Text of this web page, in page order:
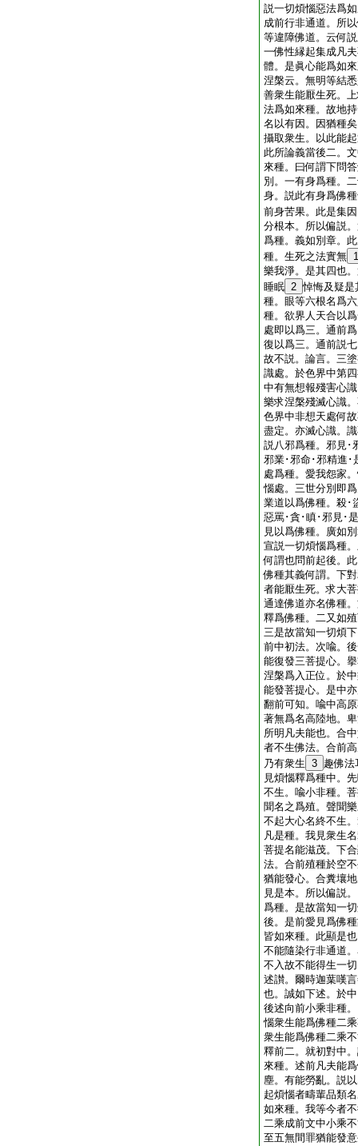
説一切煩惱惡法爲
成前行非通道。所
等違障佛道。云何
一佛性縁起集成凡
體。是眞心能爲如
涅槃云。無明等結
善衆生能厭生死。
法爲如來種。故地
名以有因。因猶種
攝取衆生。以此能
此所論義當後二。
來種。曰何謂下問
別。一有身爲種。
身。説此有身爲佛
前身苦果。此是集
分根本。所以偏説
爲種。義如別章。
種。生死之法實無 1
樂我淨。是其四也
睡眠 2 悼悔及疑是
種。眼等六根名爲
種。欲界人天合以
處即以爲三。通前
復以爲三。通前説
故不説。論言。三
識處。於色界中第
中有無想報殘害心
樂求涅槃殘滅心識
色界中非想天處何
盡定。亦滅心識。
説八邪爲種。邪見･
邪業･邪命･邪精進･
處爲種。愛我怨家
惱處。三世分別即
業道以爲佛種。殺･
惡罵･貪･瞋･邪見･
見以爲佛種。廣如
宣説一切煩惱爲種
何謂也問前起後。
佛種其義何謂。下
者能厭生死。求大
通達佛道亦名佛種
釋爲佛種。二又如
三是故當知一切煩
前中初法。次喩。
能復發三菩提心。
涅槃爲入正位。於
能發菩提心。是中
翻前可知。喩中高
著無爲名高陸地。
所明凡夫能也。合
者不生佛法。合前
乃有衆生 3 趣佛法
見煩惱釋爲種中。
不生。喩小非種。
聞名之爲殖。聲聞
不起大心名終不生
凡是種。我見衆生
菩提名能滋茂。下
法。合前殖種於空
猶能發心。合糞壤
見是本。所以偏説
爲種。是故當知一
後。是前愛見爲佛
皆如來種。此顯是
不能隨染行非通道
不入故不能得生一
述讃。爾時迦葉嘆
也。誠如下述。於
後述向前小乘非種
惱衆生能爲佛種二
衆生能爲佛種二乘
釋前二。就初對中
來種。述前凡夫能
塵。有能勞亂。説
起煩惱者疇輩品類
如來種。我等今者
二乘成前文中小乘
至五無間罪猶能發